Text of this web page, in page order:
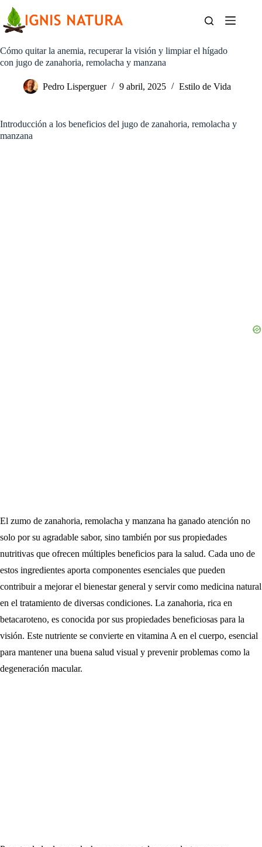
contenido
Cómo quitar la anemia, recuperar la visión y limpiar el hígado
con jugo de zanahoria, remolacha y manzana
Pedro Lisperguer 9 abril, 2025 Estilo de Vida
Introducción a los beneficios del jugo de zanahoria, remolacha y
manzana
El zumo de zanahoria, remolacha y manzana ha ganado atención no
solo por su agradable sabor, sino también por sus propiedades
nutritivas que ofrecen múltiples beneficios para la salud. Cada uno de
estos ingredientes aporta componentes esenciales que pueden
contribuir a mejorar el bienestar general y servir como medicina natural
en el tratamiento de diversas condiciones. La zanahoria, rica en
betacaroteno, es conocida por sus propiedades beneficiosas para la
visión. Este nutriente se convierte en vitamina A en el cuerpo, esencial
para mantener una buena salud visual y prevenir problemas como la
degeneración macular.